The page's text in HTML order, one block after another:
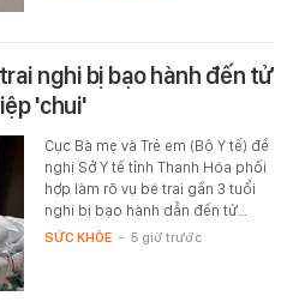
nghi bị bạo hành đến tử
'chui'
Cục Bà mẹ và Trẻ em (Bộ Y tế) đề
nghị Sở Y tế tỉnh Thanh Hóa phối
hợp làm rõ vụ bé trai gần 3 tuổi
nghi bị bạo hành dẫn đến tử…
SỨC KHỎE - 5 giờ trước